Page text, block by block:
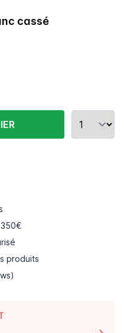
cassé
produits